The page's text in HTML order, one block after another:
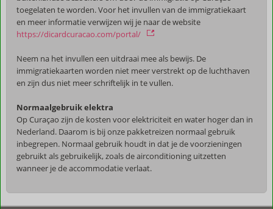
toegelaten te worden. Voor het invullen van de immigratiekaart
en meer informatie verwijzen wij je naar de website
https://dicardcuracao.com/portal/
Neem na het invullen een uitdraai mee als bewijs. De
immigratiekaarten worden niet meer verstrekt op de luchthaven
en zijn dus niet meer schriftelijk in te vullen.
Normaalgebruik elektra
Op Curaçao zijn de kosten voor elektriciteit en water hoger dan in
Nederland. Daarom is bij onze pakketreizen normaal gebruik
inbegrepen. Normaal gebruik houdt in dat je de voorzieningen
gebruikt als gebruikelijk, zoals de airconditioning uitzetten
wanneer je de accommodatie verlaat.